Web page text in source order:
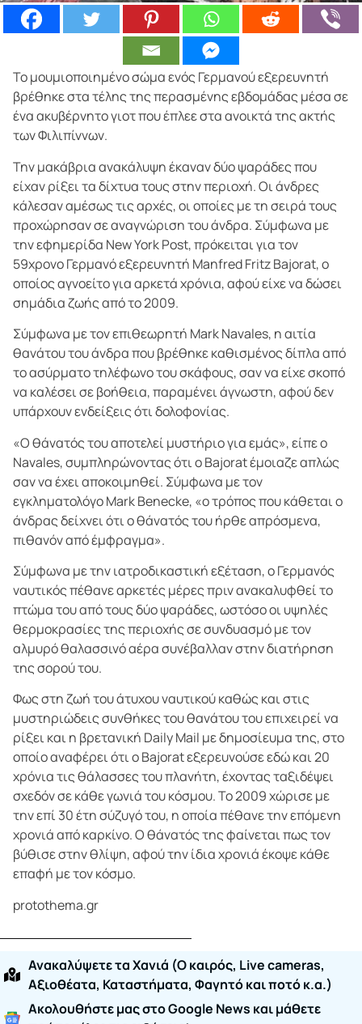
Το μουμιοποιημένο σώμα ενός Γερμανού εξερευνητή
βρέθηκε στα τέλης της περασμένης εβδομάδας μέσα σε
ένα ακυβέρνητο γιοτ που έπλεε στα ανοικτά της ακτής
των Φιλιπίννων.
Την μακάβρια ανακάλυψη έκαναν δύο ψαράδες που
είχαν ρίξει τα δίχτυα τους στην περιοχή. Οι άνδρες
κάλεσαν αμέσως τις αρχές, οι οποίες με τη σειρά τους
προχώρησαν σε αναγνώριση του άνδρα. Σύμφωνα με
την εφημερίδα New York Post, πρόκειται για τον
59χρονο Γερμανό εξερευνητή Manfred Fritz Bajorat, ο
οποίος αγνοείτο για αρκετά χρόνια, αφού είχε να δώσει
σημάδια ζωής από το 2009.
Σύμφωνα με τον επιθεωρητή Mark Navales, η αιτία
θανάτου του άνδρα που βρέθηκε καθισμένος δίπλα από
το ασύρματο τηλέφωνο του σκάφους, σαν να είχε σκοπό
να καλέσει σε βοήθεια, παραμένει άγνωστη, αφού δεν
υπάρχουν ενδείξεις ότι δολοφονίας.
«Ο θάνατός του αποτελεί μυστήριο για εμάς», είπε ο
Navales, συμπληρώνοντας ότι ο Bajorat έμοιαζε απλώς
σαν να έχει αποκοιμηθεί. Σύμφωνα με τον
εγκληματολόγο Mark Benecke, «ο τρόπος που κάθεται ο
άνδρας δείχνει ότι ο θάνατός του ήρθε απρόσμενα,
πιθανόν από έμφραγμα».
Σύμφωνα με την ιατροδικαστική εξέταση, ο Γερμανός
ναυτικός πέθανε αρκετές μέρες πριν ανακαλυφθεί το
πτώμα του από τους δύο ψαράδες, ωστόσο οι υψηλές
θερμοκρασίες της περιοχής σε συνδυασμό με τον
αλμυρό θαλασσινό αέρα συνέβαλλαν στην διατήρηση
της σορού του.
Φως στη ζωή του άτυχου ναυτικού καθώς και στις
μυστηριώδεις συνθήκες του θανάτου του επιχειρεί να
ρίξει και η βρετανική Daily Mail με δημοσίευμα της, στο
οποίο αναφέρει ότι ο Bajorat εξερευνούσε εδώ και 20
χρόνια τις θάλασσες του πλανήτη, έχοντας ταξιδέψει
σχεδόν σε κάθε γωνιά του κόσμου. Το 2009 χώρισε με
την επί 30 έτη σύζυγό του, η οποία πέθανε την επόμενη
χρονιά από καρκίνο. Ο θάνατός της φαίνεται πως τον
βύθισε στην θλίψη, αφού την ίδια χρονιά έκοψε κάθε
επαφή με τον κόσμο.
protothema.gr
Ανακαλύψετε τα Χανιά (O καιρός, Live cameras,
Αξιοθέατα, Καταστήματα, Φαγητό και ποτό κ.α.)
Ακολουθήστε μας στο Google News και μάθετε